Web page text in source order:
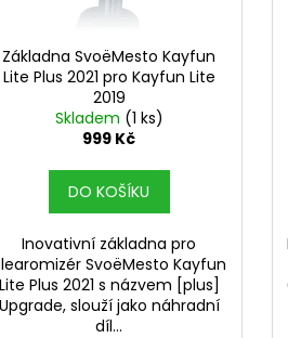
Základna SvoëMesto Kayfun
Lite Plus 2021 pro Kayfun Lite
2019
Skladem (1 ks)
999 Kč
DO KOŠÍKU
Inovativní základna pro
SvoëMesto Kayfun
Lite Plus 2021 s názvem [plus]
Upgrade, slouží jako náhradní
díl...
DEKANG DESERT SHIP 10ML 18MG
Původně:195 Kč